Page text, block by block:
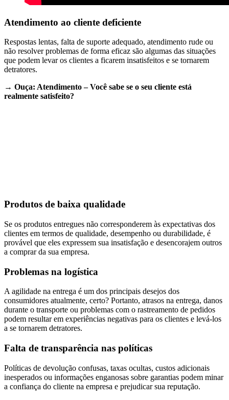
Atendimento ao cliente deficiente
Respostas lentas, falta de suporte adequado, atendimento rude ou
não resolver problemas de forma eficaz são algumas das situações
que podem levar os clientes a ficarem insatisfeitos e se tornarem
detratores.
→ Ouça: Atendimento – Você sabe se o seu cliente está
realmente satisfeito?
Produtos de baixa qualidade
Se os produtos entregues não corresponderem às expectativas dos
clientes em termos de qualidade, desempenho ou durabilidade, é
provável que eles expressem sua insatisfação e desencorajem outros
a comprar da sua empresa.
Problemas na logística
A agilidade na entrega é um dos principais desejos dos
consumidores atualmente, certo? Portanto, atrasos na entrega, danos
durante o transporte ou problemas com o rastreamento de pedidos
podem resultar em experiências negativas para os clientes e levá-los
a se tornarem detratores.
Falta de transparência nas políticas
Políticas de devolução confusas, taxas ocultas, custos adicionais
inesperados ou informações enganosas sobre garantias podem minar
a confiança do cliente na empresa e prejudicar sua reputação.